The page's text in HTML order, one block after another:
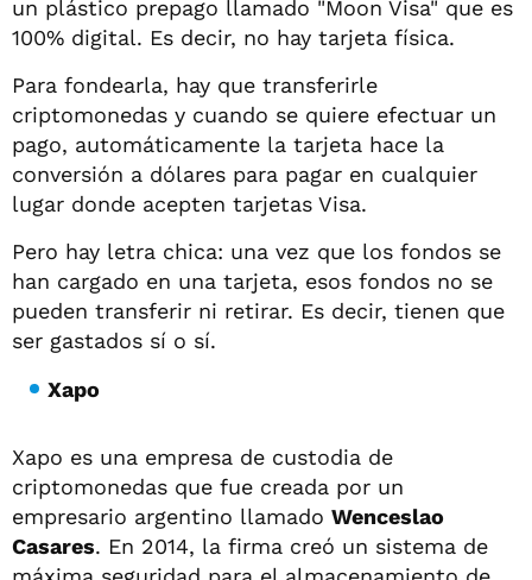
un plástico prepago llamado "Moon Visa" que es
100% digital. Es decir, no hay tarjeta física.
Para fondearla, hay que transferirle
criptomonedas y cuando se quiere efectuar un
pago, automáticamente la tarjeta hace la
conversión a dólares para pagar en cualquier
lugar donde acepten tarjetas Visa.
Pero hay letra chica: una vez que los fondos se
han cargado en una tarjeta, esos fondos no se
pueden transferir ni retirar. Es decir, tienen que
ser gastados sí o sí.
Xapo
Xapo es una empresa de custodia de
criptomonedas que fue creada por un
empresario argentino llamado Wenceslao
Casares. En 2014, la firma creó un sistema de